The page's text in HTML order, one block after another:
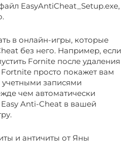
EasyAntiCheat_Setup.exe,
в онлайн-игры, которые
без него. Например, если
Fornite после удаления
Fortnite просто покажет вам
учетными записями
чем автоматически
Easy Anti-Cheat в вашей
и античиты от Яны